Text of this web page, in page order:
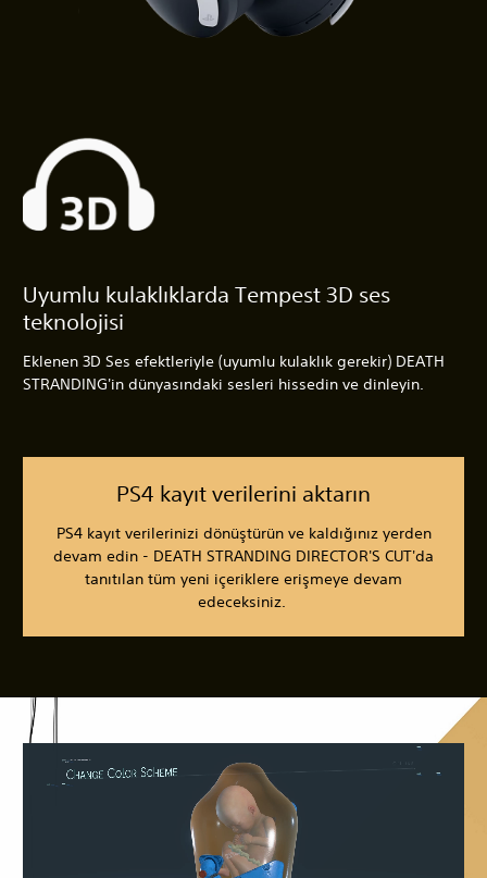
Uyumlu kulaklıklarda Tempest 3D ses
teknolojisi
Eklenen 3D Ses efektleriyle (uyumlu kulaklık gerekir) DEATH
STRANDING'in dünyasındaki sesleri hissedin ve dinleyin.
PS4 kayıt verilerini aktarın
PS4 kayıt verilerinizi dönüştürün ve kaldığınız yerden
devam edin - DEATH STRANDING DIRECTOR'S CUT'da
tanıtılan tüm yeni içeriklere erişmeye devam
edeceksiniz.